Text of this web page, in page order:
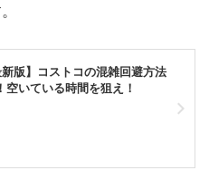
新版】コストコの混雑回避方法
空いている時間を狙え！